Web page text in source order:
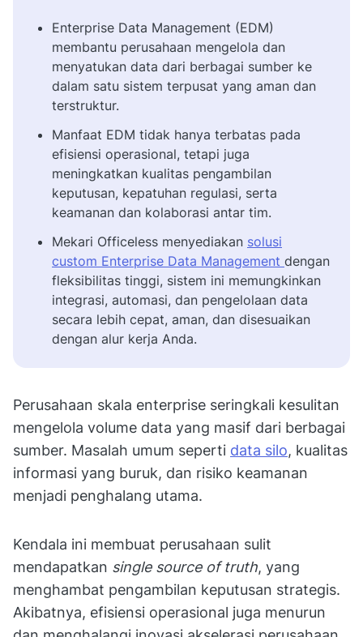
Enterprise Data Management (EDM)
membantu perusahaan mengelola dan
menyatukan data dari berbagai sumber ke
dalam satu sistem terpusat yang aman dan
terstruktur.
Manfaat EDM tidak hanya terbatas pada
efisiensi operasional, tetapi juga
meningkatkan kualitas pengambilan
keputusan, kepatuhan regulasi, serta
keamanan dan kolaborasi antar tim.
Mekari Officeless menyediakan solusi
custom Enterprise Data Management dengan
fleksibilitas tinggi, sistem ini memungkinkan
integrasi, automasi, dan pengelolaan data
secara lebih cepat, aman, dan disesuaikan
dengan alur kerja Anda.
Perusahaan skala enterprise seringkali kesulitan
mengelola volume data yang masif dari berbagai
sumber. Masalah umum seperti data silo, kualitas
informasi yang buruk, dan risiko keamanan
menjadi penghalang utama.
Kendala ini membuat perusahaan sulit
mendapatkan single source of truth, yang
menghambat pengambilan keputusan strategis.
Akibatnya, efisiensi operasional juga menurun